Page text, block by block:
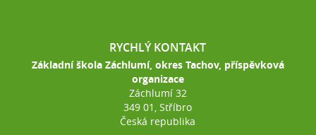
RYCHLÝ KONTAKT
Základní škola Záchlumí, okres Tachov, příspěvková
organizace
Záchlumí 32
349 01, Stříbro
Česká republika